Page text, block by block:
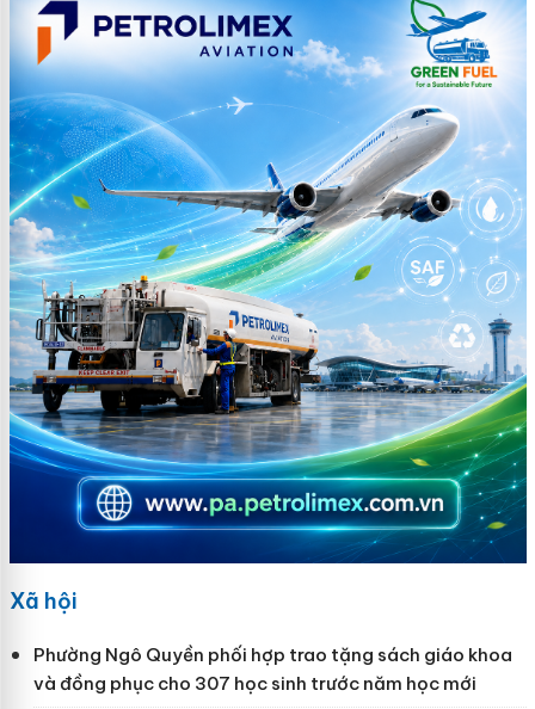
Xã hội
Phường Ngô Quyền phối hợp trao tặng sách giáo khoa
và đồng phục cho 307 học sinh trước năm học mới